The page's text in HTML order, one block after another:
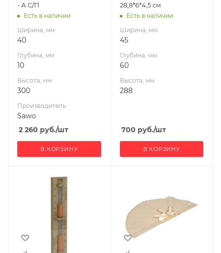
- А С/П
Есть в наличии
Ширина, мм
40
Глубина, мм
10
Высота, мм
300
Производитель
Sawo
2 260 руб./шт
В КОРЗИНУ
28,8*6*4,5 см
Есть в наличии
Ширина, мм
45
Глубина, мм
60
Высота, мм
288
700 руб./шт
В КОРЗИНУ
Ширина, мм
200